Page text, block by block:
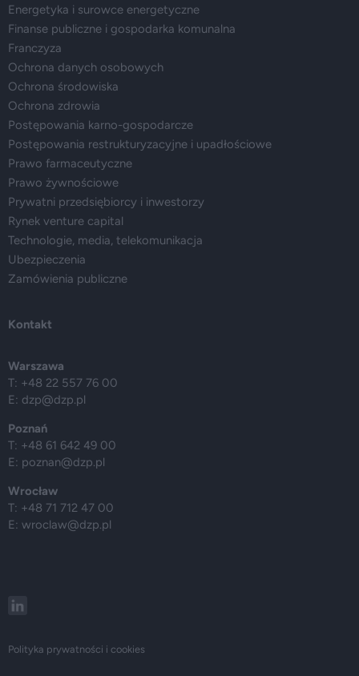
Energetyka i surowce energetyczne
Finanse publiczne i gospodarka komunalna
Franczyza
Ochrona danych osobowych
Ochrona środowiska
Ochrona zdrowia
Postępowania karno-gospodarcze
Postępowania restrukturyzacyjne i upadłościowe
Prawo farmaceutyczne
Prawo żywnościowe
Prywatni przedsiębiorcy i inwestorzy
Rynek venture capital
Technologie, media, telekomunikacja
Ubezpieczenia
Zamówienia publiczne
Kontakt
Warszawa
T: +48 22 557 76 00
E: dzp@dzp.pl
Poznań
T: +48 61 642 49 00
E: poznan@dzp.pl
Wrocław
T: +48 71 712 47 00
E: wroclaw@dzp.pl
Polityka prywatności i cookies